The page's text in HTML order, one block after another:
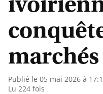
Publié le 05 mai 2026 à
Lu 224 fois